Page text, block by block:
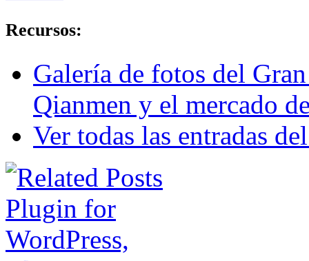
Recursos:
Galería de fotos del
Qianmen y el mercado
Ver todas las entradas